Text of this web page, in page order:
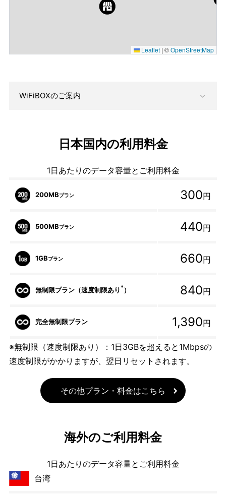
Leaflet | ©OpenStreetMap
WiFiBOXのご案内
日本国内の利用料金
1日あたりのデータ容量とご利用料金
200MBプラン 300円
500MBプラン 440円
1GBプラン 660円
無制限プラン（速度制限あり * ） 840円
完全無制限プラン 1,390円
※無制限（速度制限あり）：1日3GBを超えると1Mbpsの
速度制限がかかりますが、翌日リセットされます。
その他プラン・料金はこちら
海外のご利用料金
1日あたりのデータ容量とご利用料金
台湾